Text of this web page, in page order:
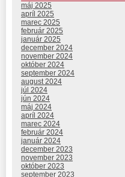
máj 2025
apríl 2025
marec 2025
február 2025
január 2025
december 2024
november 2024
október 2024
september 2024
august 2024
júl 2024
jún 2024
máj 2024
apríl 2024
marec 2024
február 2024
január 2024
december 2023
november 2023
október 2023
september 2023